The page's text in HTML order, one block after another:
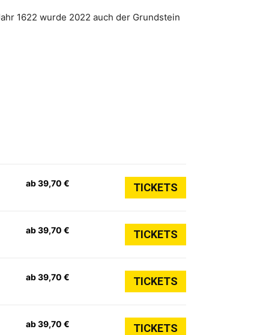
1622 wurde 2022 auch der Grundstein
ab 39,70 € TICKETS
ab 39,70 € TICKETS
ab 39,70 € TICKETS
ab 39,70 € TICKETS